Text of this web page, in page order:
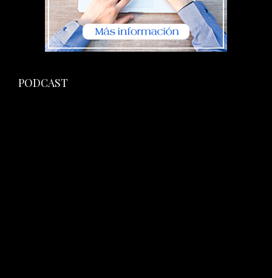
PODCAST